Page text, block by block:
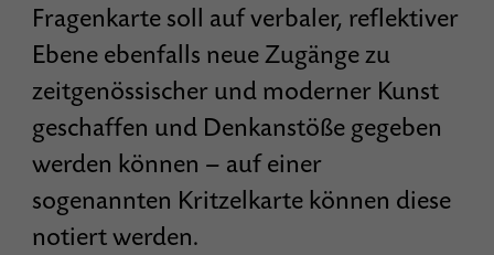
Fragenkarte soll auf verbaler, reflektiver
Ebene ebenfalls neue Zugänge zu
zeitgenössischer und moderner Kunst
geschaffen und Denkanstöße gegeben
werden können – auf einer
sogenannten Kritzelkarte können diese
notiert werden.